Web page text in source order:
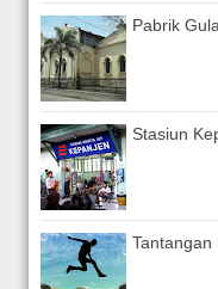
Pabrik
Stasiun
Tantangan